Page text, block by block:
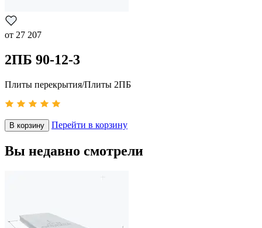
от 27 207
2ПБ 90-12-3
Плиты перекрытия/Плиты 2ПБ
В корзину Перейти в корзину
Вы недавно смотрели